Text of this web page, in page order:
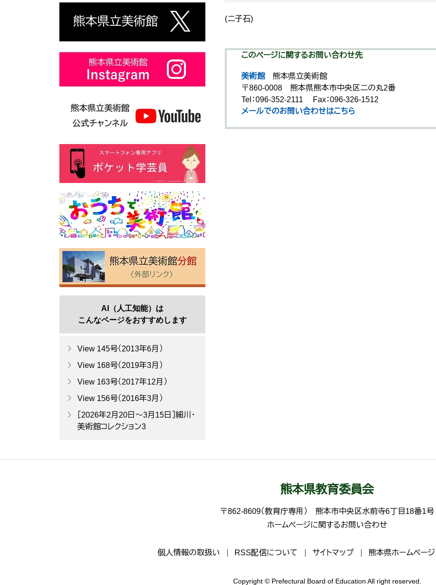
(二子石)
このページに関するお問い合わせ先
美術館
熊本県立美術館
〒860-0008
熊本県熊本市中央区二の丸2番
Tel：096-352-2111
Fax：096-326-1512
メールでのお問い合わせはこちら
AI（人工知能）は
こんなページをおすすめします
View 145号（2013年6月）
View 168号（2019年3月）
View 163号（2017年12月）
View 156号（2016年3月）
［2026年2月20日～3月15日］細川・
美術館コレクション3
熊本県教育委員会
〒862-8609（教育庁専用）
熊本市中央区水前寺6丁目18番1号
ホームページに関するお問い合わせ
個人情報の取扱い RSS配信について サイトマップ 熊本県ホームページ
Copyright © Prefectural Board of Education All right reserved.